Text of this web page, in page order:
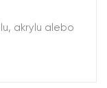
akrylu alebo